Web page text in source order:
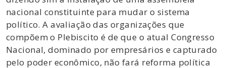
nacional constituinte para mudar o sistema
político. A avaliação das organizações que
compõem o Plebiscito é de que o atual Congresso
Nacional, dominado por empresários e capturado
pelo poder econômico, não fará reforma política